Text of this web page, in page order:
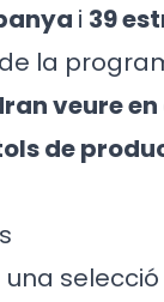
i 39
la
veure
de